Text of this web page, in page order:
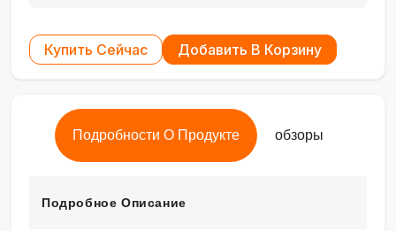
Купить Сейчас Добавить В Корзину
Подробности О Продукте обзоры
Подробное Описание